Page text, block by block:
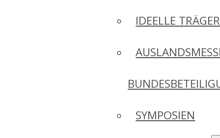
IDEELLE
SYMPOSIEN